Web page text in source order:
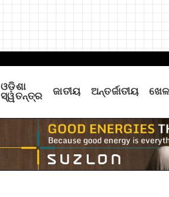
ଓଡ଼ିଶା
ସ୍ୱତନ୍ତ୍ର
ଜାତୀୟ ଅନ୍ତର୍ଜାତୀୟ ଖେଳ